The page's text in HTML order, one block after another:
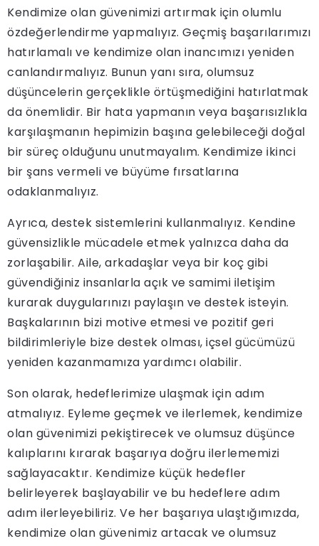
Kendimize olan güvenimizi artırmak için olumlu
özdeğerlendirme yapmalıyız. Geçmiş başarılarımızı
hatırlamalı ve kendimize olan inancımızı yeniden
canlandırmalıyız. Bunun yanı sıra, olumsuz
düşüncelerin gerçeklikle örtüşmediğini hatırlatmak
da önemlidir. Bir hata yapmanın veya başarısızlıkla
karşılaşmanın hepimizin başına gelebileceği doğal
bir süreç olduğunu unutmayalım. Kendimize ikinci
bir şans vermeli ve büyüme fırsatlarına
odaklanmalıyız.
Ayrıca, destek sistemlerini kullanmalıyız. Kendine
güvensizlikle mücadele etmek yalnızca daha da
zorlaşabilir. Aile, arkadaşlar veya bir koç gibi
güvendiğiniz insanlarla açık ve samimi iletişim
kurarak duygularınızı paylaşın ve destek isteyin.
Başkalarının bizi motive etmesi ve pozitif geri
bildirimleriyle bize destek olması, içsel gücümüzü
yeniden kazanmamıza yardımcı olabilir.
Son olarak, hedeflerimize ulaşmak için adım
atmalıyız. Eyleme geçmek ve ilerlemek, kendimize
olan güvenimizi pekiştirecek ve olumsuz düşünce
kalıplarını kırarak başarıya doğru ilerlememizi
sağlayacaktır. Kendimize küçük hedefler
belirleyerek başlayabilir ve bu hedeflere adım
adım ilerleyebiliriz. Ve her başarıya ulaştığımızda,
kendimize olan güvenimiz artacak ve olumsuz